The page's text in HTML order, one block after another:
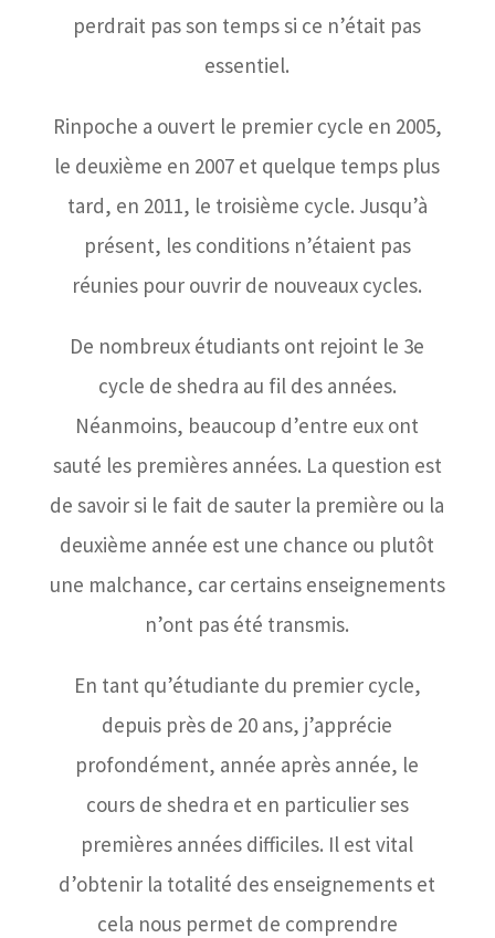
perdrait pas son temps si ce n’était pas
essentiel.
Rinpoche a ouvert le premier cycle en 2005,
le deuxième en 2007 et quelque temps plus
tard, en 2011, le troisième cycle. Jusqu’à
présent, les conditions n’étaient pas
réunies pour ouvrir de nouveaux cycles.
De nombreux étudiants ont rejoint le 3e
cycle de shedra au fil des années.
Néanmoins, beaucoup d’entre eux ont
sauté les premières années. La question est
de savoir si le fait de sauter la première ou la
deuxième année est une chance ou plutôt
une malchance, car certains enseignements
n’ont pas été transmis.
En tant qu’étudiante du premier cycle,
depuis près de 20 ans, j’apprécie
profondément, année après année, le
cours de shedra et en particulier ses
premières années difficiles. Il est vital
d’obtenir la totalité des enseignements et
cela nous permet de comprendre